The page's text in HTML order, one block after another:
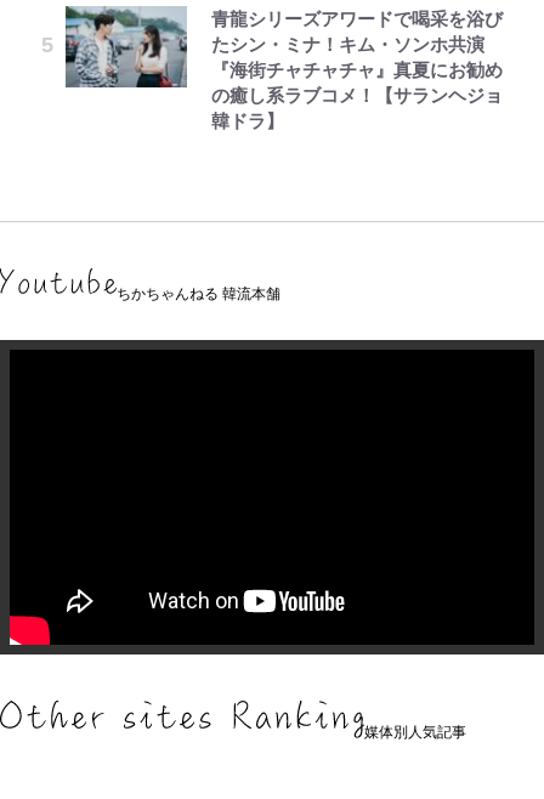
青龍シリーズアワードで喝采を浴び
たシン・ミナ！キム・ソンホ共演
『海街チャチャチャ』真夏にお勧め
の癒し系ラブコメ！【サランヘジョ
韓ドラ】
ちかちゃんねる 韓流本舗
媒体別人気記事